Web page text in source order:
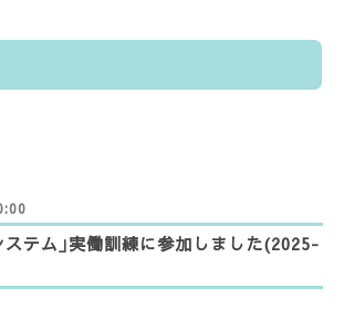
ステム｣実働訓練に参加しました(2025-